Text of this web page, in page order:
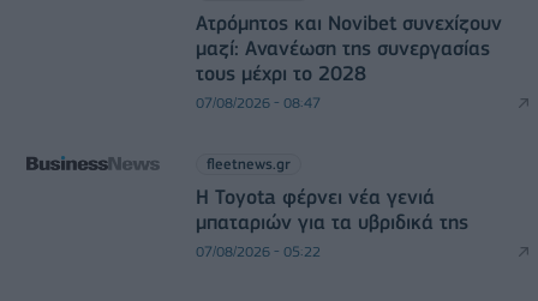
Ατρόμητος και Novibet συνεχίζουν
μαζί: Ανανέωση της συνεργασίας
τους μέχρι το 2028
07/08/2026 - 08:47
fleetnews.gr
Η Toyota φέρνει νέα γενιά
μπαταριών για τα υβριδικά της
07/08/2026 - 05:22